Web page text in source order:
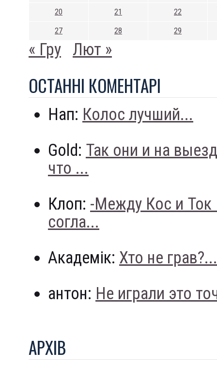
20 21 22
27 28 29
« Гру Лют »
ОСТАННI КОМЕНТАРI
Нап: Колос лучший...
Gold: Так они и на
что ...
Клоп: -Между Кос и
согла...
Академік: Хто не грав?...
антон: Не играли это
АРХIВ